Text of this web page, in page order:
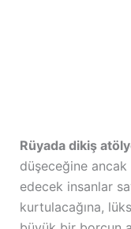
Rüyada dikiş
düşeceğine
edecek insanlar
kurtulacağına,